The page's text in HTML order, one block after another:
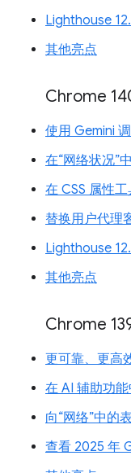
Lighthouse
其他亮点
Chrome
使用 Gemini
在“网络状况”
在 CSS 属性
替换用户代理
Lighthouse
其他亮点
Chrome
更可靠、更高
在 AI 辅助功
向“网络”中的
查看 2025 年